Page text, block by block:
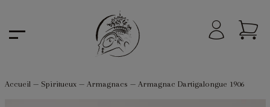
Accueil— Spiritueux— Armagnacs — Armagnac Dartigalongue 1906